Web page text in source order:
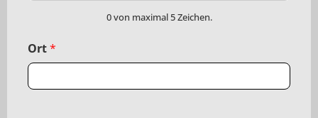
0 von maximal 5 Zeichen.
Ort*